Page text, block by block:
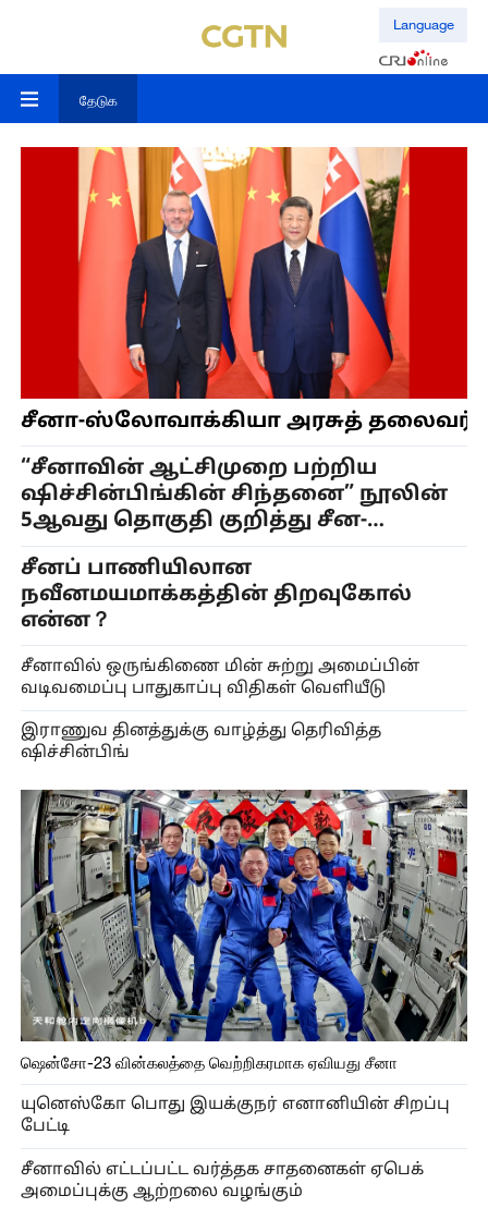
Language
தேடுக
சீனா-ஸ்லோவாக்கியா அரசுத்
“சீனாவின் ஆட்சிமுறை பற்றிய
ஷிச்சின்பிங்கின் சிந்தனை” நூலின்
5ஆவது தொகுதி குறித்து சீன-
தஜிக்ஸ்தான் துறையினர்கள்
பரிமாற்றம்
சீனப் பாணியிலான
நவீனமயமாக்கத்தின் திறவுகோல்
என்ன？
சீனாவில் ஒருங்கிணை மின் சுற்று அமைப்பின்
வடிவமைப்பு பாதுகாப்பு விதிகள் வெளியீடு
இராணுவ தினத்துக்கு வாழ்த்து தெரிவித்த
ஷிச்சின்பிங்
ஷென்சோ-23 வின்கலத்தை வெற்றிகரமாக ஏவியது சீனா
யுனெஸ்கோ பொது இயக்குநர் எனானியின் சிறப்பு
பேட்டி
சீனாவில் எட்டப்பட்ட வர்த்தக சாதனைகள் ஏபெக்
அமைப்புக்கு ஆற்றலை வழங்கும்